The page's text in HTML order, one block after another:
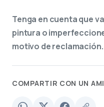
Tenga en cuenta que
pintura o
motivo de reclamación.
COMPARTIR CON UN